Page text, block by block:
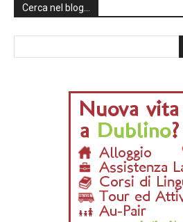
Cerca nel blog…